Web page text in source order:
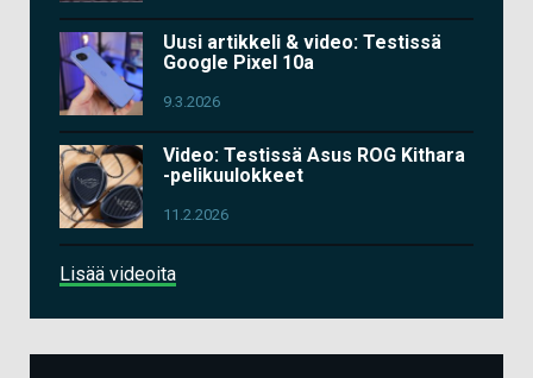
Uusi artikkeli & video: Testissä
Google Pixel 10a
9.3.2026
Video: Testissä Asus ROG Kithara
-pelikuulokkeet
11.2.2026
Lisää videoita